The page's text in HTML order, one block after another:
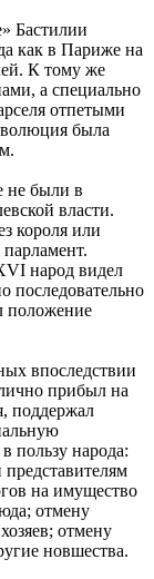
Бастилии
как в Париже на
К тому же
а специально
отпетыми
была
не были в
власти.
короля или
парламент.
народ видел
последовательно
положение
впоследствии
прибыл на
поддержал
пользу народа:
на имущество
отмену
отмену
новшества.